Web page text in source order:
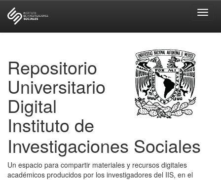
Repositorio
Universitario
Digital
Instituto de
Investigaciones Sociales
Un espacio para compartir materiales y recursos digitales
académicos producidos por los investigadores del IIS, en el